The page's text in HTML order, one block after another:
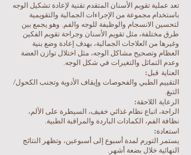
تعد عملية تقويم الأسنان المتقدم تقنية لإعادة تشكيل الوجه
باستخدام مجموعة من الإجراءات الجمالية والتقويمية
لتحسين الانسجام والوظيفة للوجه والفم. وهو يجمع بين
طرق مختلفة، مثل تقويم الأسنان وجراحة تقويم الفكين
وغيرها من العلاجات الجمالية، بهدف إعادة وضع بنية
العظام وتصحيح مشاكل الوجه، مثل اختلال توازن العضة
وعدم التماثل والتغيرات في شكل الوجه.
العناية قبل:
التقييم الطبي والفحوصات وإيقاف الأدوية وتجنب الكحول/
التبغ.
الرعاية اللاحقة:
الراحة، اتباع نظام غذائي خفيف، السيطرة على الألم،
نظافة الفم، الكمادات الباردة والمراقبة الطبية.
استعادة:
يستمر التورم لمدة أسبوع إلى أسبوعين، وتظهر النتائج
النهائية خلال بضعة أشهر.